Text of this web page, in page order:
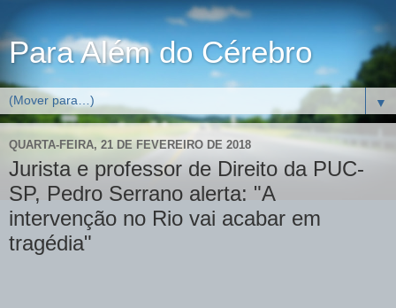
Para Além do Cérebro
▼
QUARTA-FEIRA, 21 DE FEVEREIRO DE 2018
Jurista e professor de Direito da PUC-
SP, Pedro Serrano alerta: "A
intervenção no Rio vai acabar em
tragédia"